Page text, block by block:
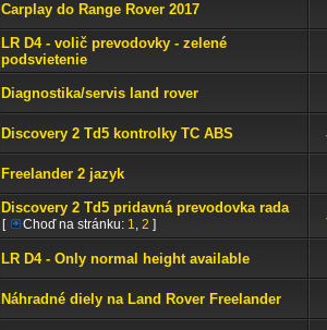
Carplay do Range Rover 2017
LR D4 - volič prevodovky - zelené
podsvietenie
Diagnostika/servis land rover
Discovery 2 Td5 kontrolky TC ABS
Freelander 2 jazyk
Discovery 2 Td5 pridavná prevodovka rada
[ Choď na stránku: 1, 2 ]
LR D4 - Only normal height available
Náhradné diely na Land Rover Freelander